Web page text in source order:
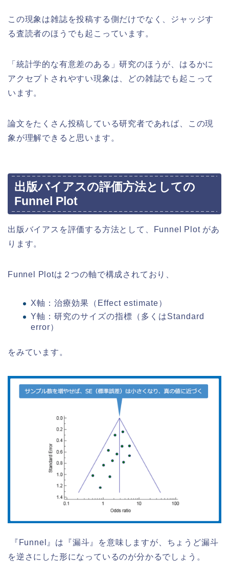
この現象は雑誌を投稿する側だけでなく、ジャッジす
る査読者のほうでも起こっています。
「統計学的な有意差のある」研究のほうが、はるかに
アクセプトされやすい現象は、どの雑誌でも起こって
います。
論文をたくさん投稿している研究者であれば、この現
象が理解できると思います。
出版バイアスの評価方法としての
Funnel Plot
出版バイアスを評価する方法として、Funnel Plot があ
ります。
Funnel Plotは２つの軸で構成されており、
X軸：治療効果（Effect estimate）
Y軸：研究のサイズの指標（多くはStandard
error）
をみています。
『Funnel』は『漏斗』を意味しますが、ちょうど漏斗
を逆さにした形になっているのが分かるでしょう。